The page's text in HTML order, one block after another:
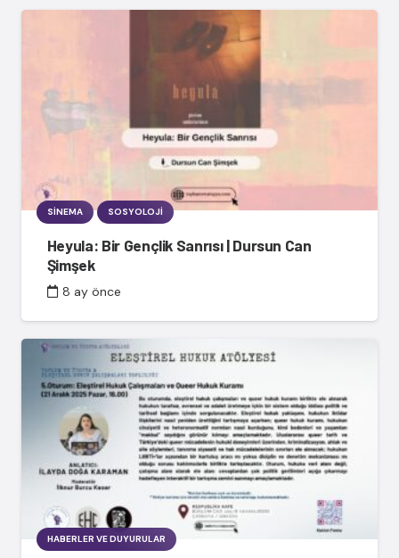
SINEMA SOSYOLOJI
Heyula: Bir Gençlik Sanrısı | Dursun Can
Şimşek
8 ay önce
HABERLER VE DUYURULAR